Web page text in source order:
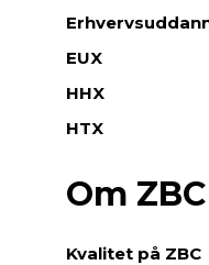
EUX
HHX
HTX
Om ZBC
Kvalitet på ZBC